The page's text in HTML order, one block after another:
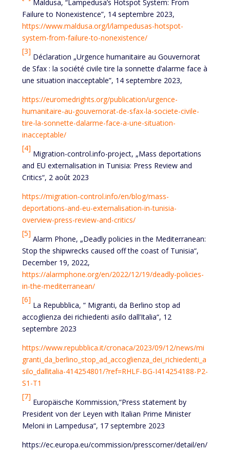
Maldusa, “Lampedusa’s Hotspot System: From
Failure to Nonexistence”, 14 septembre 2023,
https://www.maldusa.org/l/lampedusas-hotspot-
system-from-failure-to-nonexistence/
[3]
Déclaration „Urgence humanitaire au Gouvernorat
de Sfax : la société civile tire la sonnette d’alarme face à
une situation inacceptable”, 14 septembre 2023,
https://euromedrights.org/publication/urgence-
humanitaire-au-gouvernorat-de-sfax-la-societe-civile-
tire-la-sonnette-dalarme-face-a-une-situation-
inacceptable/
[4]
Migration-control.info-project, „Mass deportations
and EU externalisation in Tunisia: Press Review and
Critics“, 2 août 2023
https://migration-control.info/en/blog/mass-
deportations-and-eu-externalisation-in-tunisia-
overview-press-review-and-critics/
[5]
Alarm Phone, „Deadly policies in the Mediterranean:
Stop the shipwrecks caused off the coast of Tunisia“,
December 19, 2022,
https://alarmphone.org/en/2022/12/19/deadly-policies-
in-the-mediterranean/
[6]
La Repubblica, “ Migranti, da Berlino stop ad
accoglienza dei richiedenti asilo dall’Italia“, 12
septembre 2023
https://www.repubblica.it/cronaca/2023/09/12/news/mi
granti_da_berlino_stop_ad_accoglienza_dei_richiedenti_a
silo_dallitalia-414254801/?ref=RHLF-BG-I414254188-P2-
S1-T1
[7]
Europäische Kommission,“Press statement by
President von der Leyen with Italian Prime Minister
Meloni in Lampedusa“, 17 septembre 2023
https://ec.europa.eu/commission/presscorner/detail/en/